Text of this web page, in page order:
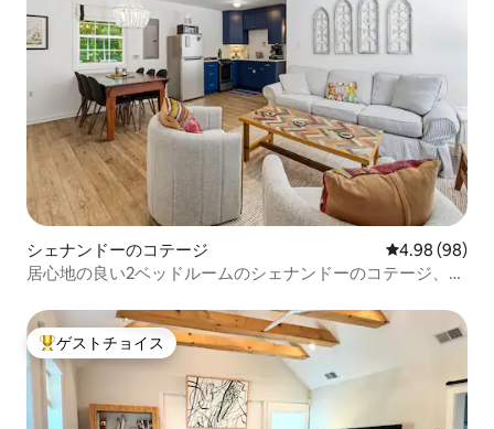
シェナンドーのコテージ レビュー98件
4.98 (98)
居心地の良い2ベッドルームのシェナンドーのコテージ、ペ
大好評のゲストチョイスです。
ゲストチョイス